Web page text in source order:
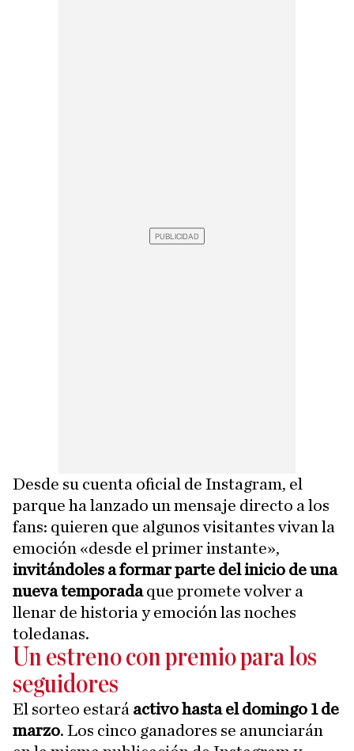
Desde su cuenta oficial de Instagram, el
parque ha lanzado un mensaje directo a los
fans: quieren que algunos visitantes vivan la
emoción «desde el primer instante»,
invitándoles a formar parte del inicio de una
nueva temporadaque promete volver a
llenar de historia y emoción las noches
toledanas.
Un estreno con premio para los
seguidores
El sorteo estará activo hasta el domingo 1 de
marzo. Los cinco ganadores se anunciarán